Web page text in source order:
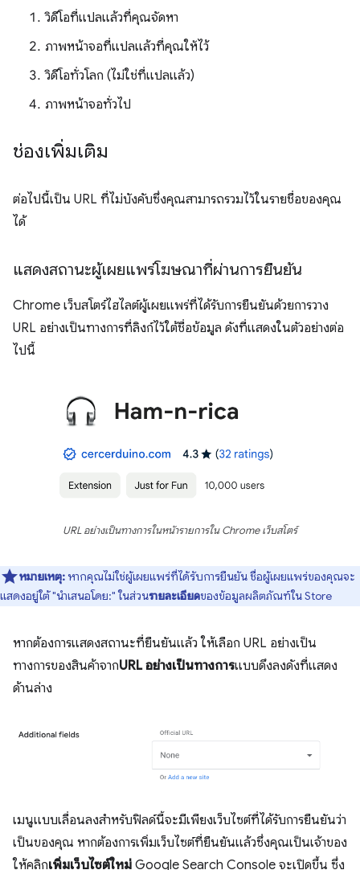
วิดีโอที่แปลแล้วที่คุณจัดหา
ภาพหน้าจอที่แปลแล้วที่คุณให้ไว้
วิดีโอทั่วโลก (ไม่ใช่ที่แปลแล้ว)
ภาพหน้าจอทั่วไป
ช่องเพิ่มเติม
ต่อไปนี้เป็น URL ที่ไม่บังคับซึ่งคุณสามารถรวมไว้ในรายชื่อของคุณ
ได้
แสดงสถานะผู้เผยแพร่โฆษณาที่ผ่านการยืนยัน
Chrome เว็บสโตร์ไฮไลต์ผู้เผยแพร่ที่ได้รับการยืนยันด้วยการวาง
URL อย่างเป็นทางการที่ลิงก์ไว้ใต้ชื่อข้อมูล ดังที่แสดงในตัวอย่างต่อ
ไปนี้
URL อย่างเป็นทางการในหน้ารายการใน Chrome เว็บสโตร์
หมายเหตุ: หากคุณไม่ใช่ผู้เผยแพร่ที่ได้รับการยืนยัน ชื่อผู้เผยแพร่ของคุณจะ
แสดงอยู่ใต้ "นำเสนอโดย:" ในส่วนรายละเอียดของข้อมูลผลิตภัณฑ์ใน Store
หากต้องการแสดงสถานะที่ยืนยันแล้ว ให้เลือก URL อย่างเป็น
ทางการของสินค้าจากURL อย่างเป็นทางการแบบดึงลงดังที่แสดง
ด้านล่าง
เมนูแบบเลื่อนลงสำหรับฟิลด์นี้จะมีเพียงเว็บไซต์ที่ได้รับการยืนยันว่า
เป็นของคุณ หากต้องการเพิ่มเว็บไซต์ที่ยืนยันแล้วซึ่งคุณเป็นเจ้าของ
ให้คลิกเพิ่มเว็บไซต์ใหม่ Google Search Console จะเปิดขึ้น ซึ่ง